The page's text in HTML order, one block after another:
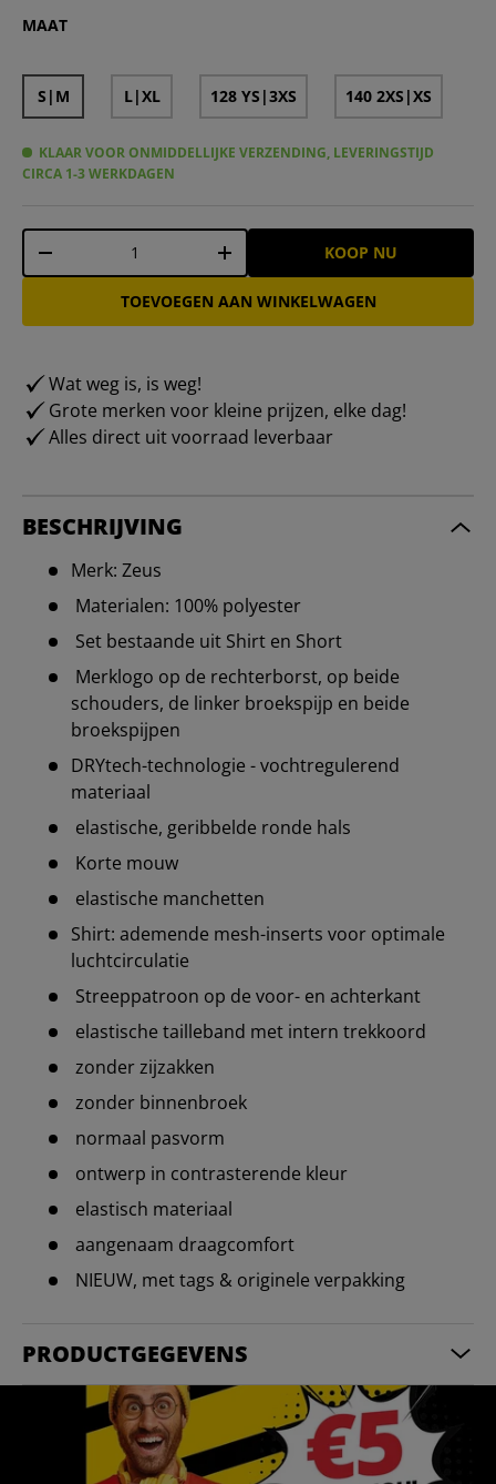
MAAT
S|M L|XL 128 YS|3XS 140 2XS|XS
KLAAR VOOR ONMIDDELLIJKE VERZENDING, LEVERINGSTIJD
CIRCA 1-3 WERKDAGEN
Aantal
-
+ KOOP NU
TOEVOEGEN AAN WINKELWAGEN
Wat weg is, is weg!
Grote merken voor kleine prijzen, elke dag!
Alles direct uit voorraad leverbaar
BESCHRIJVING
Merk: Zeus
Materialen: 100% polyester
Set bestaande uit Shirt en Short
Merklogo op de rechterborst, op beide
schouders, de linker broekspijp en beide
broekspijpen
DRYtech-technologie - vochtregulerend
materiaal
elastische, geribbelde ronde hals
Korte mouw
elastische manchetten
Shirt: ademende mesh-inserts voor optimale
luchtcirculatie
Streeppatroon op de voor- en achterkant
elastische tailleband met intern trekkoord
zonder zijzakken
zonder binnenbroek
normaal pasvorm
ontwerp in contrasterende kleur
elastisch materiaal
aangenaam draagcomfort
NIEUW, met tags & originele verpakking
PRODUCTGEGEVENS